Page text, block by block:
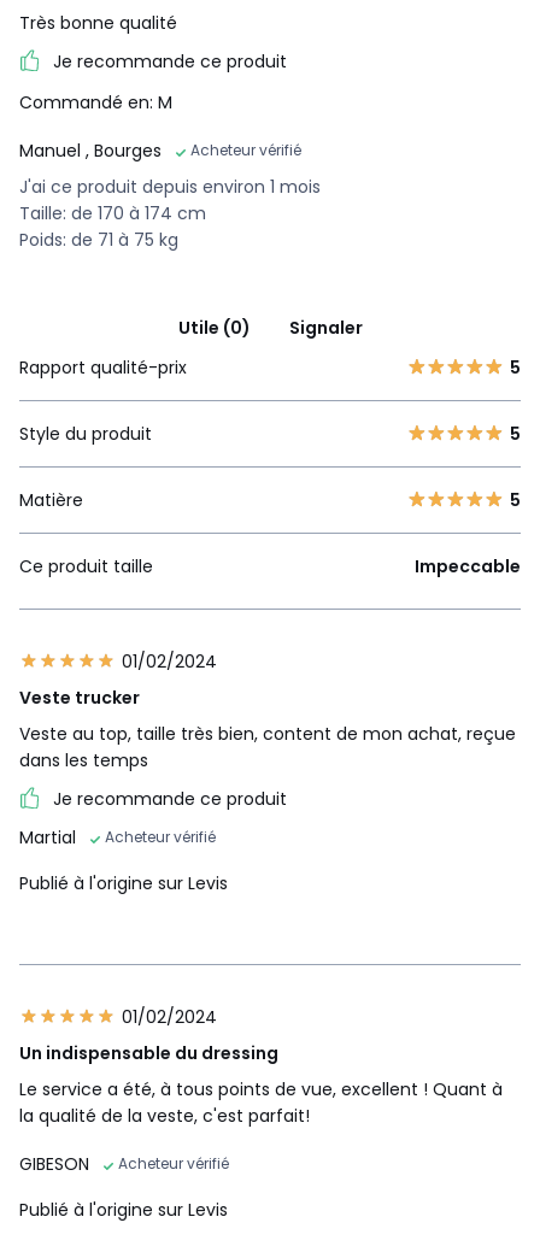
Très bonne qualité
Je recommande ce produit
Commandé en: M
Manuel , Bourges Acheteur vérifié
J'ai ce produit depuis environ 1 mois
Taille: de 170 à 174 cm
Poids: de 71 à 75 kg
Utile (0)
Signaler
Rapport qualité-prix
5
Style du produit 5
Matière 5
Ce produit taille Impeccable
01/02/2024
Veste trucker
Veste au top, taille très bien, content de mon achat, reçue
dans les temps
Je recommande ce produit
Martial
Acheteur vérifié
Publié à l'origine sur Levis
01/02/2024
Un indispensable du dressing
Le service a été, à tous points de vue, excellent ! Quant à
la qualité de la veste, c'est parfait!
GIBESON
Acheteur vérifié
Publié à l'origine sur Levis